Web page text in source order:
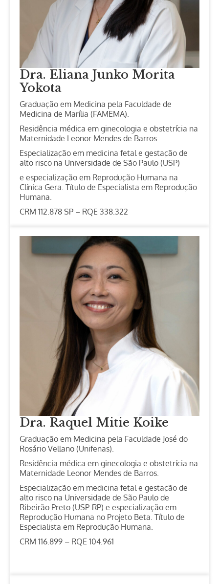
Dra. Eliana Junko Morita
Yokota
Graduação em Medicina pela Faculdade de
Medicina de Marília (FAMEMA).
Residência médica em ginecologia e obstetrícia na
Maternidade Leonor Mendes de Barros.
Especialização em medicina fetal e gestação de
alto risco na Universidade de São Paulo (USP)
e especialização em Reprodução Humana na
Clínica Gera. Título de Especialista em Reprodução
Humana.
CRM 112.878 SP – RQE 338.322
Dra. Raquel Mitie Koike
Graduação em Medicina pela Faculdade José do
Rosário Vellano (Unifenas).
Residência médica em ginecologia e obstetrícia na
Maternidade Leonor Mendes de Barros.
Especialização em medicina fetal e gestação de
alto risco na Universidade de São Paulo de
Ribeirão Preto (USP-RP) e especialização em
Reprodução Humana no Projeto Beta. Título de
Especialista em Reprodução Humana.
CRM 116.899 – RQE 104.961